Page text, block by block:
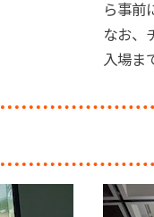
ら事前
なお、
入場ま